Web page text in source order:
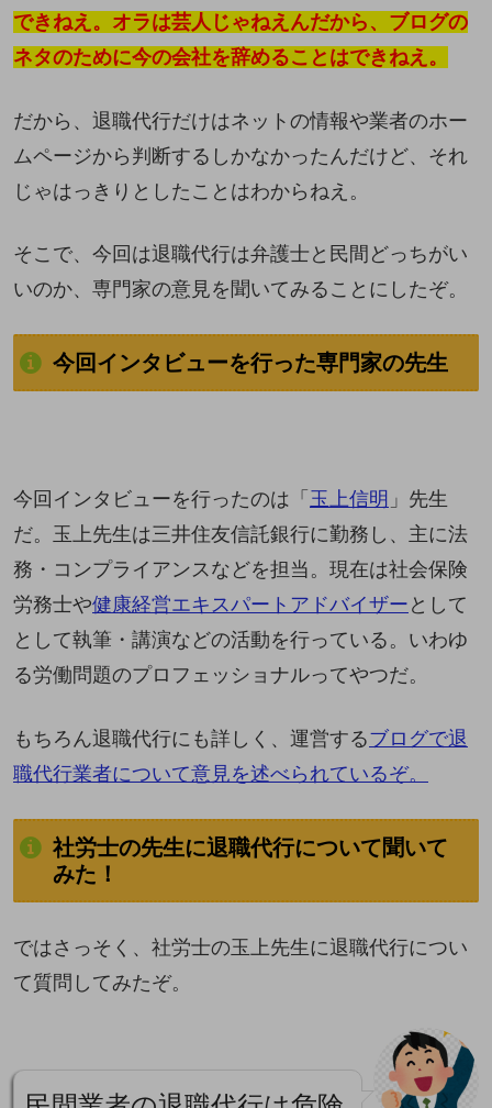
できねえ。オラは芸人じゃねえんだから、 ブログの
ネタのために今の会社を辞めることはできねえ。
だから、退職代行だけはネットの情報や業者のホー
ムページから判断するしかなかったんだけど、それ
じゃはっきりとしたことはわからねえ。
そこで、今回は退職代行は弁護士と民間どっちがい
いのか、専門家の意見を聞いてみることにしたぞ。
今回インタビューを行った専門家の先生
今回インタビューを行ったのは「 玉上信明 」先生
だ。玉上先生は三井住友信託銀行に勤務し、主に法
務・コンプライアンスなどを担当。現在は社会保険
労務士や健康経営エキスパートアドバイザー として
として執筆・講演などの活動を行っている。いわゆ
る労働問題のプロフェッショナルってやつだ。
もちろん退職代行にも詳しく、運営するブログで退
職代行業者について意見を述べられているぞ。
社労士の先生に退職代行について聞いて
みた！
ではさっそく、社労士の玉上先生に退職代行につい
て質問してみたぞ。